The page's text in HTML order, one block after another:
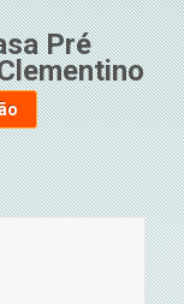
Pré